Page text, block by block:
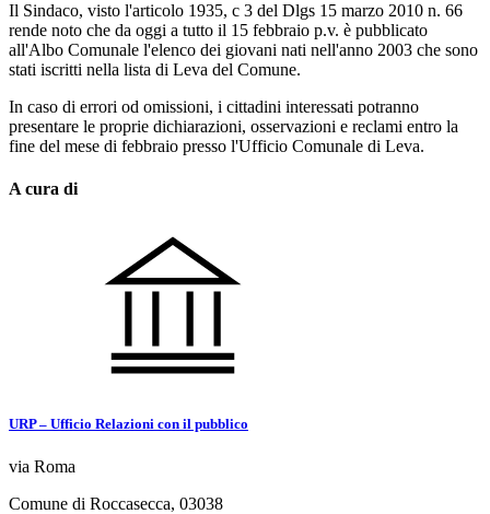
Il Sindaco, visto l'articolo 1935, c 3 del Dlgs 15 marzo 2010 n. 66
rende noto che da oggi a tutto il 15 febbraio p.v. è pubblicato
all'Albo Comunale l'elenco dei giovani nati nell'anno 2003 che sono
stati iscritti nella lista di Leva del Comune.
In caso di errori od omissioni, i cittadini interessati potranno
presentare le proprie dichiarazioni, osservazioni e reclami entro la
fine del mese di febbraio presso l'Ufficio Comunale di Leva.
A cura di
URP – Ufficio Relazioni con il pubblico
via Roma
Comune di Roccasecca, 03038